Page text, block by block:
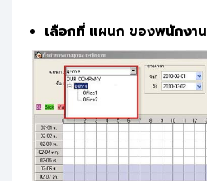
เลือกที่ แผนก ของพนักงาน